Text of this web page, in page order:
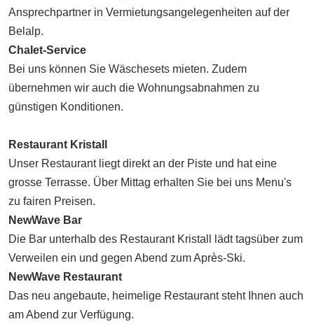
Ansprechpartner in Vermietungsangelegenheiten auf der
Belalp.
Chalet-Service
Bei uns können Sie Wäschesets mieten. Zudem
übernehmen wir auch die Wohnungsabnahmen zu
günstigen Konditionen.
Restaurant Kristall
Unser Restaurant liegt direkt an der Piste und hat eine
grosse Terrasse. Über Mittag erhalten Sie bei uns Menu's
zu fairen Preisen.
NewWave Bar
Die Bar unterhalb des Restaurant Kristall lädt tagsüber zum
Verweilen ein und gegen Abend zum Après-Ski.
NewWave Restaurant
Das neu angebaute, heimelige Restaurant steht Ihnen auch
am Abend zur Verfügung.